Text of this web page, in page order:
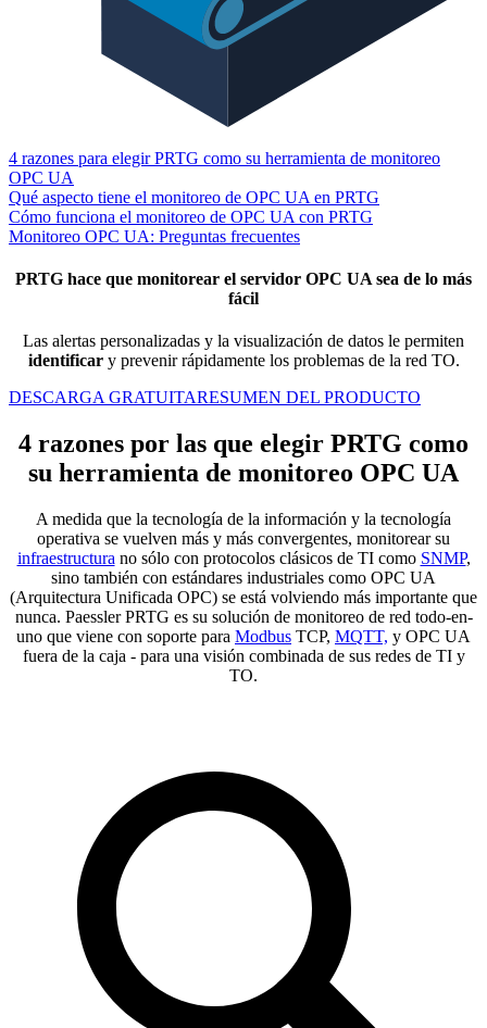
4 razones para elegir PRTG como su herramienta de monitoreo
OPC UA
Qué aspecto tiene el monitoreo de OPC UA en PRTG
Cómo funciona el monitoreo de OPC UA con PRTG
Monitoreo OPC UA: Preguntas frecuentes
PRTG hace que monitorear el servidor OPC UA sea de lo más
fácil
Las alertas personalizadas y la visualización de datos le permiten
identificar y prevenir rápidamente los problemas de la red TO.
DESCARGA GRATUITARESUMEN DEL PRODUCTO
4 razones por las que elegir PRTG como
su herramienta de monitoreo OPC UA
A medida que la tecnología de la información y la tecnología
operativa se vuelven más y más convergentes, monitorear su
infraestructura no sólo con protocolos clásicos de TI como SNMP,
sino también con estándares industriales como OPC UA
(Arquitectura Unificada OPC) se está volviendo más importante que
nunca. Paessler PRTG es su solución de monitoreo de red todo-en-
uno que viene con soporte para Modbus TCP, MQTT, y OPC UA
fuera de la caja - para una visión combinada de sus redes de TI y
TO.